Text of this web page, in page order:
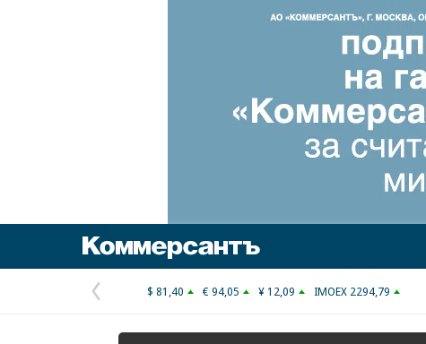
Предыдущая
страница
$ 81,40 € 94,05 ¥ 12,09 IMOEX 2294,79